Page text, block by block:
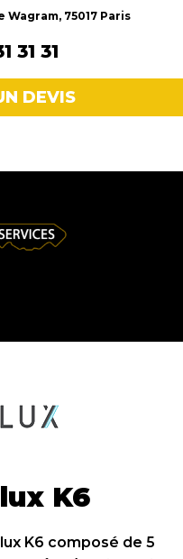
Wagram, 75017 Paris
31 31
DEVIS
K6
K6 composé de 5